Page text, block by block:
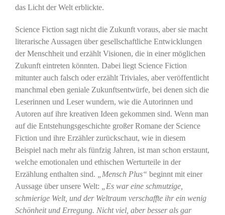
das Licht der Welt erblickte.
Science Fiction sagt nicht die Zukunft voraus, aber sie macht
literarische Aussagen über gesellschaftliche Entwicklungen
der Menschheit und erzählt Visionen, die in einer möglichen
Zukunft eintreten könnten. Dabei liegt Science Fiction
mitunter auch falsch oder erzählt Triviales, aber veröffentlicht
manchmal eben geniale Zukunftsentwürfe, bei denen sich die
Leserinnen und Leser wundern, wie die Autorinnen und
Autoren auf ihre kreativen Ideen gekommen sind. Wenn man
auf die Entstehungsgeschichte großer Romane der Science
Fiction und ihre Erzähler zurückschaut, wie in diesem
Beispiel nach mehr als fünfzig Jahren, ist man schon erstaunt,
welche emotionalen und ethischen Werturteile in der
Erzählung enthalten sind.
„Mensch Plus“ beginnt mit einer
Aussage über unsere Welt:
„Es war eine schmutzige,
schmierige Welt, und der Weltraum verschaffte ihr ein wenig
Schönheit und Erregung. Nicht viel, aber besser als gar